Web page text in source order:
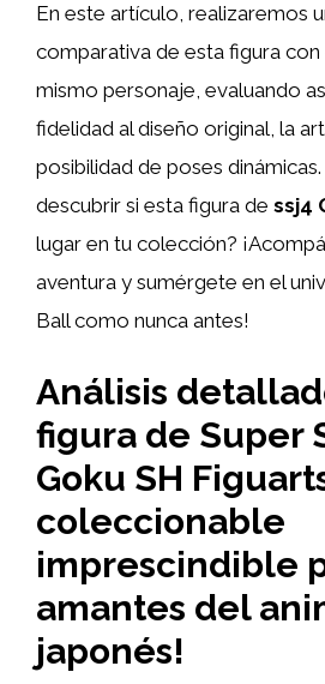
En este artículo, realizaremos
comparativa de esta figura
mismo personaje, evaluando
fidelidad al diseño original, la
posibilidad de poses
descubrir si esta figura de ssj4
lugar en tu colección?
aventura y sumérgete en el
Ball como nunca antes!
Análisis
figura de Super
Goku SH
coleccionable
imprescindible
amantes del
japonés!